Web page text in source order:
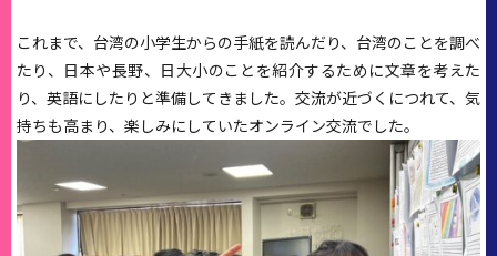
これまで、台湾の小学生からの手紙を読んだり、台湾のことを調べ
たり、日本や長野、日大小のことを紹介するために文章を考えた
り、英語にしたりと準備してきました。交流が近づくにつれて、気
持ちも高まり、楽しみにしていたオンライン交流でした。